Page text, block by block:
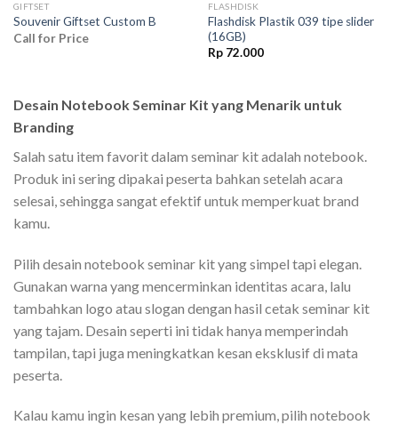
GIFTSET
Souvenir Giftset Custom B
Call for Price
FLASHDISK
Flashdisk Plastik 039 tipe slider
(16GB)
Rp72.000
Desain Notebook Seminar Kit yang Menarik untuk
Branding
Salah satu item favorit dalam seminar kit adalah notebook.
Produk ini sering dipakai peserta bahkan setelah acara
selesai, sehingga sangat efektif untuk memperkuat brand
kamu.
Pilih desain notebook seminar kit yang simpel tapi elegan.
Gunakan warna yang mencerminkan identitas acara, lalu
tambahkan logo atau slogan dengan hasil cetak seminar kit
yang tajam. Desain seperti ini tidak hanya memperindah
tampilan, tapi juga meningkatkan kesan eksklusif di mata
peserta.
Kalau kamu ingin kesan yang lebih premium, pilih notebook